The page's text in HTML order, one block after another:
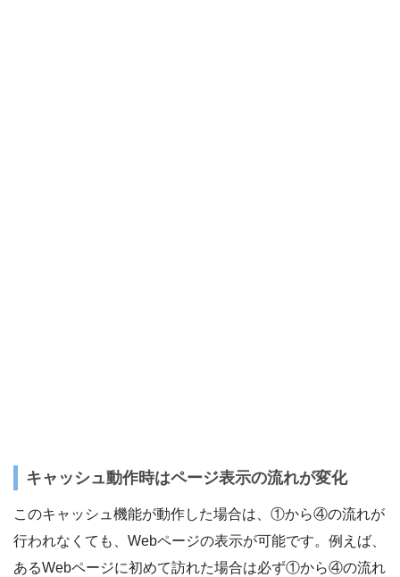
キャッシュ動作時はページ表示の流れが変化
このキャッシュ機能が動作した場合は、①から④の流れが
行われなくても、Webページの表示が可能です。例えば、
あるWebページに初めて訪れた場合は必ず①から④の流れ